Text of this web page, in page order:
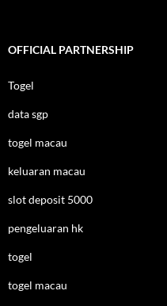
OFFICIAL PARTNERSHIP
Togel
data sgp
togel macau
keluaran macau
slot deposit 5000
pengeluaran hk
togel
togel macau